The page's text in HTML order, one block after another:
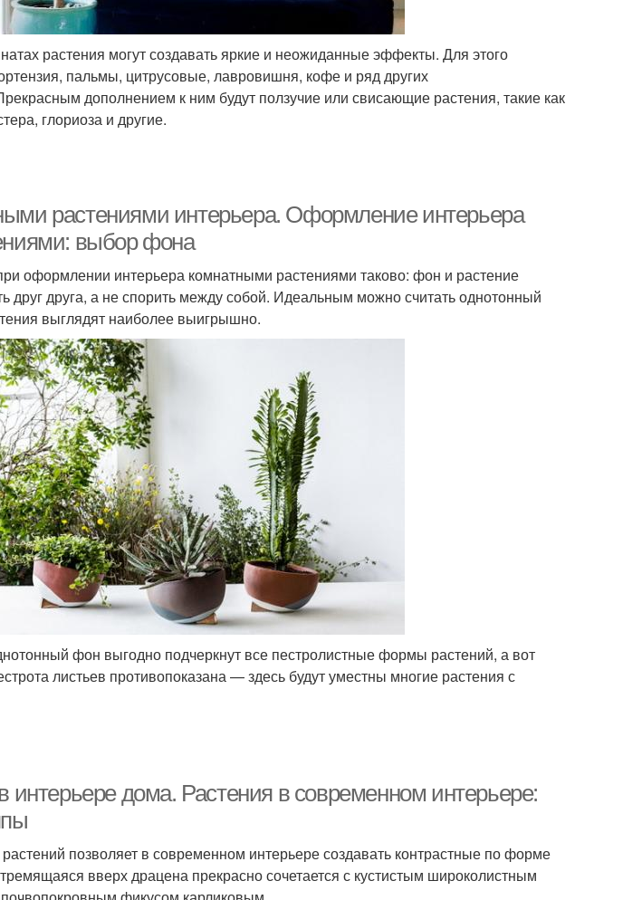
растения могут создавать яркие и неожиданные эффекты. Для этого
пальмы, цитрусовые, лавровишня, кофе и ряд других
дополнением к ним будут ползучие или свисающие растения, такие как
глориоза и другие.
растениями интерьера. Оформление интерьера
выбор фона
оформлении интерьера комнатными растениями таково: фон и растение
друг друга, а не спорить между собой. Идеальным можно считать однотонный
выглядят наиболее выигрышно.
фон выгодно подчеркнут все пестролистные формы растений, а вот
листьев противопоказана — здесь будут уместны многие растения с
интерьере дома. Растения в современном интерьере:
позволяет в современном интерьере создавать контрастные по форме
вверх драцена прекрасно сочетается с кустистым широколистным